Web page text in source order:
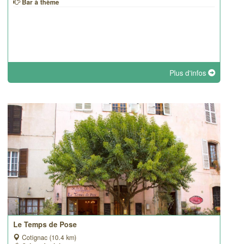
Bar à thème
Plus d'infos
Le Temps de Pose
Cotignac (10.4 km)